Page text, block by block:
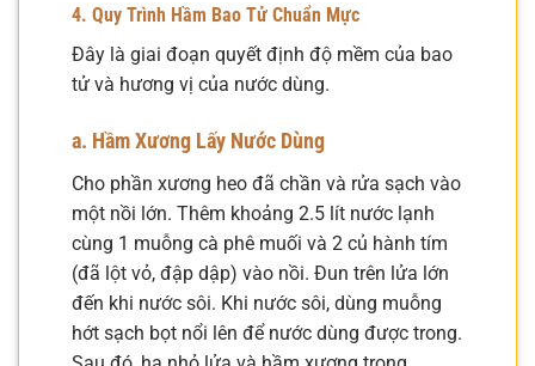
4. Quy Trình Hầm Bao Tử Chuẩn Mực
Đây là giai đoạn quyết định độ mềm của bao
tử và hương vị của nước dùng.
a. Hầm Xương Lấy Nước Dùng
Cho phần xương heo đã chần và rửa sạch vào
một nồi lớn. Thêm khoảng 2.5 lít nước lạnh
cùng 1 muỗng cà phê muối và 2 củ hành tím
(đã lột vỏ, đập dập) vào nồi. Đun trên lửa lớn
đến khi nước sôi. Khi nước sôi, dùng muỗng
hớt sạch bọt nổi lên để nước dùng được trong.